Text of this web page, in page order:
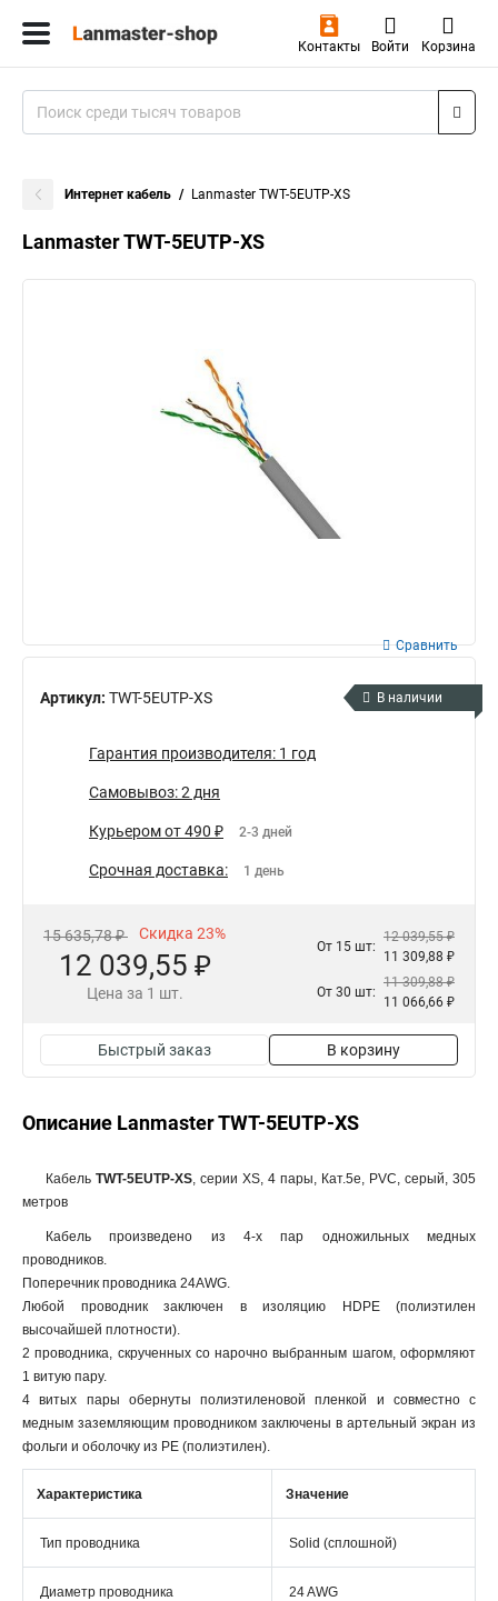
Контакты Войти Корзина
Интернет кабель Lanmaster TWT-5EUTP-XS
Lanmaster TWT-5EUTP-XS
Артикул: TWT-5EUTP-XS
Сравнить
В наличии
Гарантия производителя: 1 год
Самовывоз: 2 дня
Курьером от 490 ₽ 2-3 дней
Срочная доставка: 1 день
15 635,78 ₽ Скидка 23%
12 039,55 ₽
Цена за 1 шт.
От 15 шт:
12 039,55 ₽
11 309,88 ₽
От 30 шт:
11 309,88 ₽
11 066,66 ₽
Быстрый заказ В корзину
Описание Lanmaster TWT-5EUTP-XS
Кабель TWT-5EUTP-XS, серии XS, 4 пары, Кат.5e, PVC, серый, 305
метров
Кабель произведено из 4-х пар одножильных медных
проводников.
Поперечник проводника 24AWG.
Любой проводник заключен в изоляцию HDPE (полиэтилен
высочайшей плотности).
2 проводника, скрученных со нарочно выбранным шагом, оформляют
1 витую пару.
4 витых пары обернуты полиэтиленовой пленкой и совместно с
медным заземляющим проводником заключены в артельный экран из
фольги и оболочку из PE (полиэтилен).
Характеристика Значение
Тип проводника Solid (сплошной)
Диаметр проводника 24 AWG